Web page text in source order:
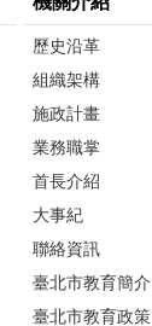
歷史沿革
組織架構
施政計畫
業務職掌
首長介紹
大事紀
聯絡資訊
臺北市教育簡介
臺北市教育政策